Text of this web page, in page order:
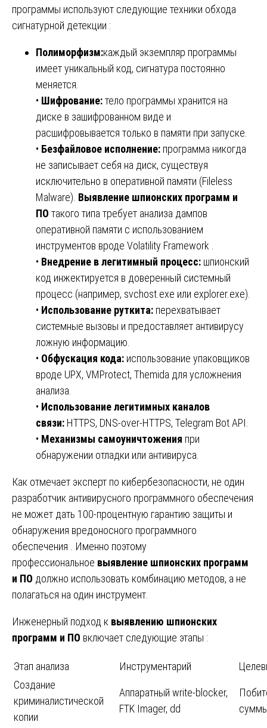
программы используют следующие техники обхода
сигнатурной детекции :
Полиморфизм:каждый экземпляр программы
имеет уникальный код, сигнатура постоянно
меняется.
• Шифрование:тело программы хранится на
диске в зашифрованном виде и
расшифровывается только в памяти при запуске.
• Безфайловое исполнение: программа никогда
не записывает себя на диск, существуя
исключительно в оперативной памяти (Fileless
Malware). Выявление шпионских программ и
ПО такого типа требует анализа дампов
оперативной памяти с использованием
инструментов вроде Volatility Framework .
• Внедрение в легитимный процесс: шпионский
код инжектируется в доверенный системный
процесс (например, svchost.exe или explorer.exe).
• Использование руткита: перехватывает
системные вызовы и предоставляет антивирусу
ложную информацию.
• Обфускация кода: использование упаковщиков
вроде UPX, VMProtect, Themida для усложнения
анализа.
• Использование легитимных каналов
связи: HTTPS, DNS-over-HTTPS, Telegram Bot API.
• Механизмы самоуничтожения при
обнаружении отладки или антивируса.
Как отмечает эксперт по кибербезопасности, не один
разработчик антивирусного программного обеспечения
не может дать 100-процентную гарантию защиты и
обнаружения вредоносного программного
обеспечения . Именно поэтому
профессиональное выявление шпионских программ
и ПО должно использовать комбинацию методов, а не
полагаться на один инструмент.
Инженерный подход к выявлению шпионских
программ и ПО включает следующие этапы :
Этап анализа Инструментарий
Создание
криминалистической
копии
Аппаратный write-blocker,
FTK Imager, dd